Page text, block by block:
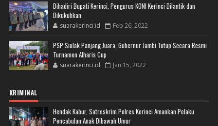
Dihadiri Bupati Kerinci, Pengurus KONI Kerinci Dilantik dan
Dikukuhkan
suarakerinci.id Feb 26, 2022
PSP Siulak Panjang Juara, Gubernur Jambi Tutup Secara Resmi
Turnamen Alharis Cup
suarakerinci.id Jan 15, 2022
KRIMINAL
Hendak Kabur, Satreskrim Polres Kerinci Amankan Pelaku
Pencabulan Anak Dibawah Umur